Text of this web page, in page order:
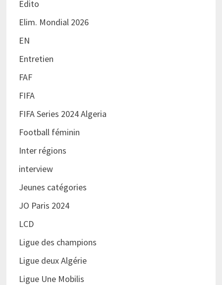
Edito
Elim. Mondial 2026
EN
Entretien
FAF
FIFA
FIFA Series 2024 Algeria
Football féminin
Inter régions
interview
Jeunes catégories
JO Paris 2024
LCD
Ligue des champions
Ligue deux Algérie
Ligue Une Mobilis